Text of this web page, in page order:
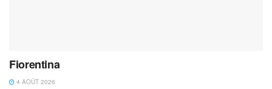
Fiorentina
4 AOÛT 2026